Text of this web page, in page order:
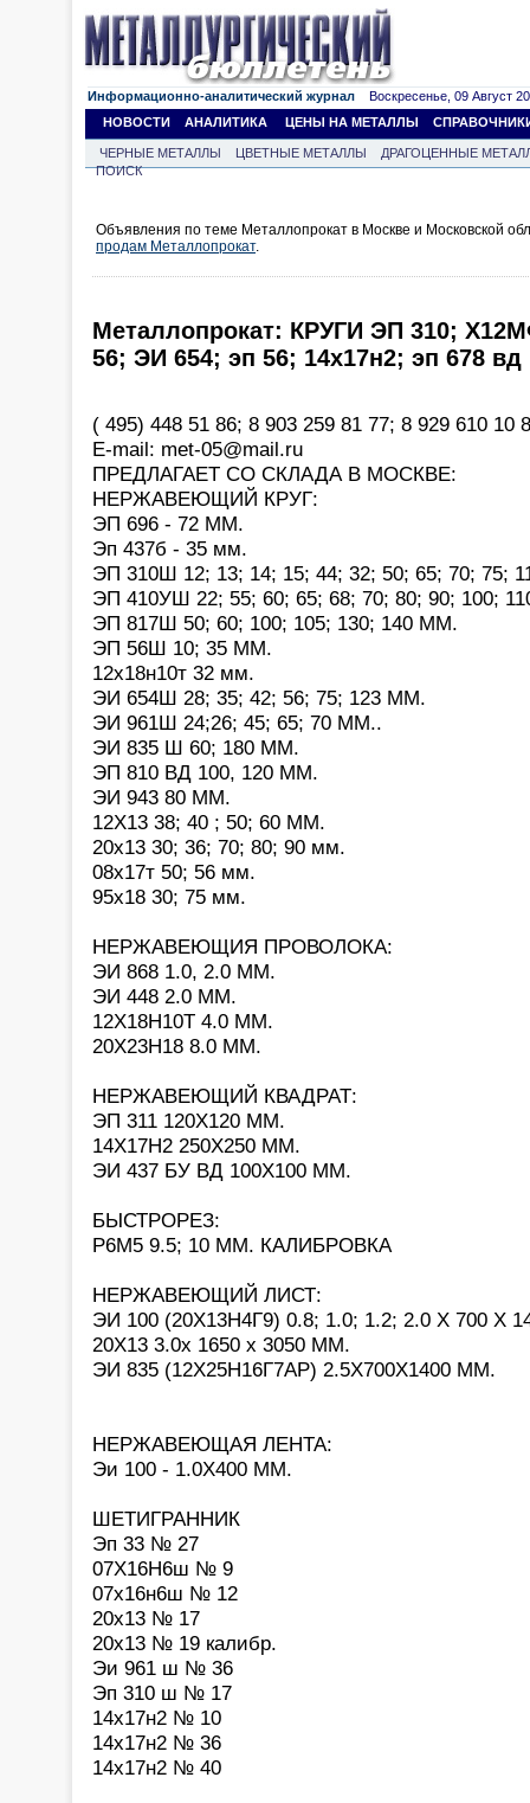
Информационно-аналитический журнал Воскресенье, 09 Август
НОВОСТИ
АНАЛИТИКА ЦЕНЫ НА МЕТАЛЛЫ
ЧЕРНЫЕ МЕТАЛЛЫ ЦВЕТНЫЕ МЕТАЛЛЫ
ДРАГОЦЕННЫЕ
ПОИСК
Объявления по теме Металлопрокат в Москве и Московской
продам Металлопрокат.
Металлопрокат: КРУГИ ЭП 310;
56; ЭИ 654; эп 56; 14х17н2; эп 678 вд
( 495) 448 51 86; 8 903 259 81 77; 8 929 610 10
Е-mail: met-05@mail.ru
ПРЕДЛАГАЕТ СО СКЛАДА В МОСКВЕ:
НЕРЖАВЕЮЩИЙ КРУГ:
ЭП 696 - 72 ММ.
Эп 437б - 35 мм.
ЭП 310Ш 12; 13; 14; 15; 44; 32; 50; 65; 70; 75;
ЭП 410УШ 22; 55; 60; 65; 68; 70; 80; 90; 100;
ЭП 817Ш 50; 60; 100; 105; 130; 140 ММ.
ЭП 56Ш 10; 35 ММ.
12х18н10т 32 мм.
ЭИ 654Ш 28; 35; 42; 56; 75; 123 ММ.
ЭИ 961Ш 24;26; 45; 65; 70 ММ..
ЭИ 835 Ш 60; 180 ММ.
ЭП 810 ВД 100, 120 ММ.
ЭИ 943 80 ММ.
12Х13 38; 40 ; 50; 60 ММ.
20х13 30; 36; 70; 80; 90 мм.
08х17т 50; 56 мм.
95х18 30; 75 мм.
НЕРЖАВЕЮЩИЯ ПРОВОЛОКА:
ЭИ 868 1.0, 2.0 ММ.
ЭИ 448 2.0 ММ.
12Х18Н10Т 4.0 ММ.
20Х23Н18 8.0 ММ.
НЕРЖАВЕЮЩИЙ КВАДРАТ:
ЭП 311 120Х120 ММ.
14Х17Н2 250Х250 ММ.
ЭИ 437 БУ ВД 100Х100 ММ.
БЫСТРОРЕЗ:
Р6М5 9.5; 10 ММ. КАЛИБРОВКА
НЕРЖАВЕЮЩИЙ ЛИСТ:
ЭИ 100 (20Х13Н4Г9) 0.8; 1.0; 1.2; 2.0 Х 700 Х
20Х13 3.0х 1650 х 3050 ММ.
ЭИ 835 (12Х25Н16Г7АР) 2.5Х700Х1400 ММ.
НЕРЖАВЕЮЩАЯ ЛЕНТА:
Эи 100 - 1.0Х400 ММ.
ШЕТИГРАННИК
Эп 33 № 27
07Х16Н6ш № 9
07х16н6ш № 12
20х13 № 17
20х13 № 19 калибр.
Эи 961 ш № 36
Эп 310 ш № 17
14х17н2 № 10
14х17н2 № 36
14х17н2 № 40